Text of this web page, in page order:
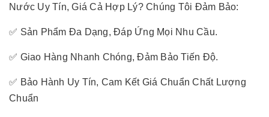
Nước Uy Tín, Giá Cả Hợp Lý? Chúng Tôi Đảm Bảo:
✅ Sản Phẩm Đa Dạng, Đáp Ứng Mọi Nhu Cầu.
✅ Giao Hàng Nhanh Chóng, Đảm Bảo Tiến Độ.
✅ Bảo Hành Uy Tín, Cam Kết Giá Chuẩn Chất Lượng
Chuẩn